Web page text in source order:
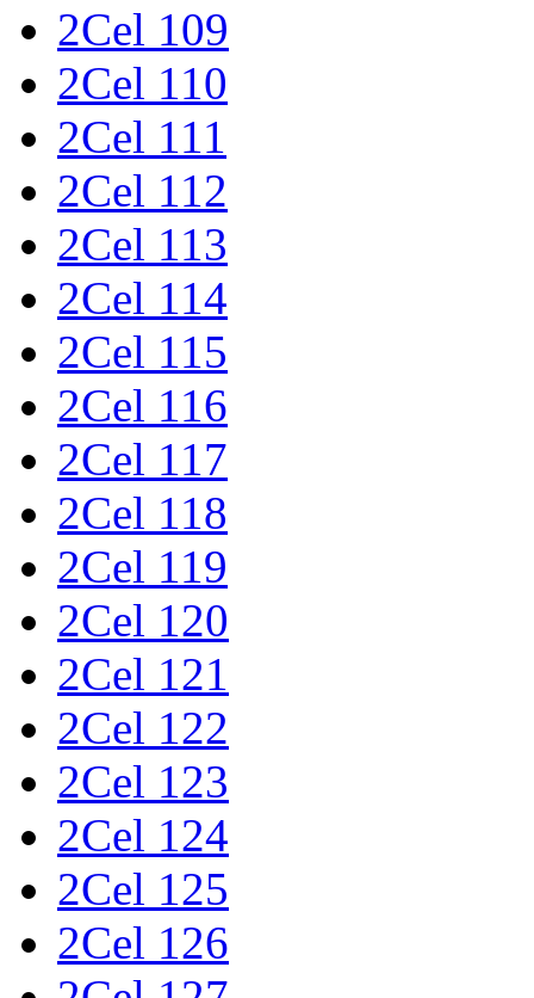
2Cel 109
2Cel 110
2Cel 111
2Cel 112
2Cel 113
2Cel 114
2Cel 115
2Cel 116
2Cel 117
2Cel 118
2Cel 119
2Cel 120
2Cel 121
2Cel 122
2Cel 123
2Cel 124
2Cel 125
2Cel 126